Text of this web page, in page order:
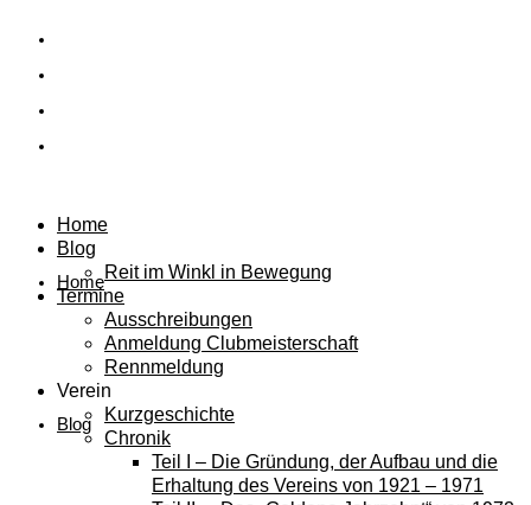
Home
Blog
Home
Blog
Reit im Winkl in Bewegung
Termine
Ausschreibungen
Anmeldung Clubmeisterschaft
Rennmeldung
Verein
Kurzgeschichte
Chronik
Teil I – Die Gründung, der Aufbau und die
Erhaltung des Vereins von 1921 – 1971